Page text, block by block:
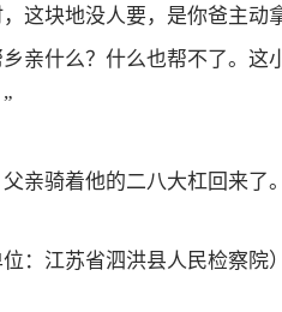
这块地没人要，是你爸主动
亲什么？什么也帮不了。这
亲骑着他的二八大杠回来了。
位：江苏省泗洪县人民检察院）